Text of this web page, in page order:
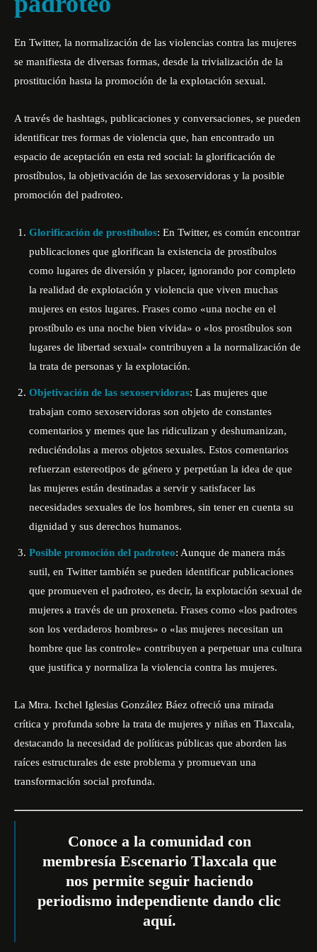
En Twitter, la normalización de las violencias contra las mujeres
se manifiesta de diversas formas, desde la trivialización de la
prostitución hasta la promoción de la explotación sexual.
A través de hashtags, publicaciones y conversaciones, se pueden
identificar tres formas de violencia que, han encontrado un
espacio de aceptación en esta red social: la glorificación de
prostíbulos, la objetivación de las sexoservidoras y la posible
promoción del padroteo.
Glorificación de prostíbulos: En Twitter, es común encontrar
publicaciones que glorifican la existencia de prostíbulos
como lugares de diversión y placer, ignorando por completo
la realidad de explotación y violencia que viven muchas
mujeres en estos lugares. Frases como «una noche en el
prostíbulo es una noche bien vivida» o «los prostíbulos son
lugares de libertad sexual» contribuyen a la normalización de
la trata de personas y la explotación.
Objetivación de las sexoservidoras: Las mujeres que
trabajan como sexoservidoras son objeto de constantes
comentarios y memes que las ridiculizan y deshumanizan,
reduciéndolas a meros objetos sexuales. Estos comentarios
refuerzan estereotipos de género y perpetúan la idea de que
las mujeres están destinadas a servir y satisfacer las
necesidades sexuales de los hombres, sin tener en cuenta su
dignidad y sus derechos humanos.
Posible promoción del padroteo: Aunque de manera más
sutil, en Twitter también se pueden identificar publicaciones
que promueven el padroteo, es decir, la explotación sexual de
mujeres a través de un proxeneta. Frases como «los padrotes
son los verdaderos hombres» o «las mujeres necesitan un
hombre que las controle» contribuyen a perpetuar una cultura
que justifica y normaliza la violencia contra las mujeres.
La Mtra. Ixchel Iglesias González Báez ofreció una mirada
crítica y profunda sobre la trata de mujeres y niñas en Tlaxcala,
destacando la necesidad de políticas públicas que aborden las
raíces estructurales de este problema y promuevan una
transformación social profunda.
Conoce a la comunidad con
membresía Escenario Tlaxcala que
nos permite seguir haciendo
periodismo independiente dando clic
aquí.